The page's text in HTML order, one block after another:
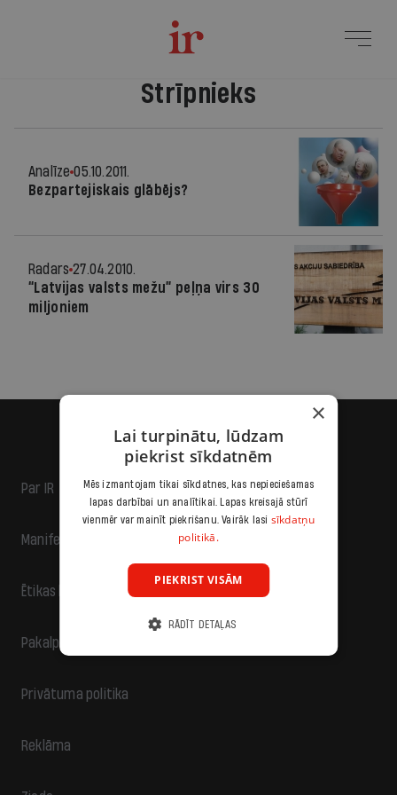
Strīpnieks
Analīze 05.10.2011.
Bezpartejiskais glābējs?
Radars 27.04.2010.
“Latvijas valsts mežu” peļņa virs 30
miljoniem
Par IR
Manifests
Ētikas kodekss
Pakalpojumu sniegšanas noteikumi
Privātuma politika
Reklāma
×
Lai turpinātu, lūdzam
piekrist sīkdatnēm
Mēs izmantojam tikai sīkdatnes, kas nepieciešamas
lapas darbībai un analītikai. Lapas kreisajā stūrī
vienmēr var mainīt piekrišanu. Vairāk lasi sīkdatņu
politikā.
PIEKRIST VISĀM
RĀDĪT DETAĻAS